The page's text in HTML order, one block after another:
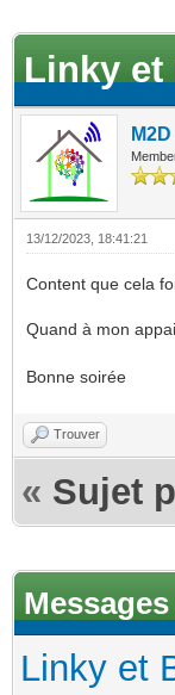
Linky et
M2D
13/12/2023, 18:41:21
Content que cela
Quand à mon
Bonne soirée
Trouver
« Sujet
Linky et